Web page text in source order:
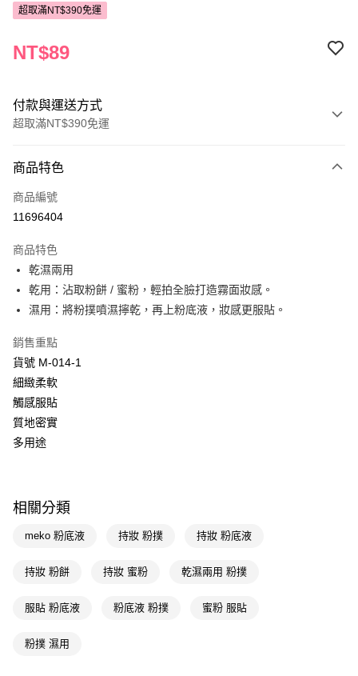
超取滿NT$390免運
NT$89
付款與運送方式
超取滿NT$390免運
POYA支付
信用卡一次付款
LINE Pay
Apple Pay
悠遊付
Google Pay
【關於「AFTEE先享後付」】
２．便利：只要手機號碼，簡訊認證，即可結帳。
１．於結帳方式選擇「AFTEE先享後付」後，將跳轉至「AFTEE先享後付」
３．收到繳費通知簡訊後14天內，點擊此簡訊中的連結，可透過四大超商／
※ 請注意：結帳手續完成當下不需立刻繳費，但若您需要取消訂單，請聯絡
運送方式
全家取貨付款
付款後全家取貨
每筆NT$65，滿NT$390(含以上)免運費
每筆NT$65，滿NT$490(含以上)免運費
商品特色
商品編號
11696404
商品特色
乾濕兩用
乾用：沾取粉餅 / 蜜粉，輕拍全臉打造霧面妝感。
濕用：將粉撲噴濕擰乾，再上粉底液，妝感更服貼。
銷售重點
貨號 M-014-1
細緻柔軟
觸感服貼
質地密實
多用途
相關分類
meko 粉底液 持妝 粉撲 持妝 粉底液
持妝 粉餅 持妝 蜜粉 乾濕兩用 粉撲
服貼 粉底液 粉底液 粉撲 蜜粉 服貼
粉撲 濕用